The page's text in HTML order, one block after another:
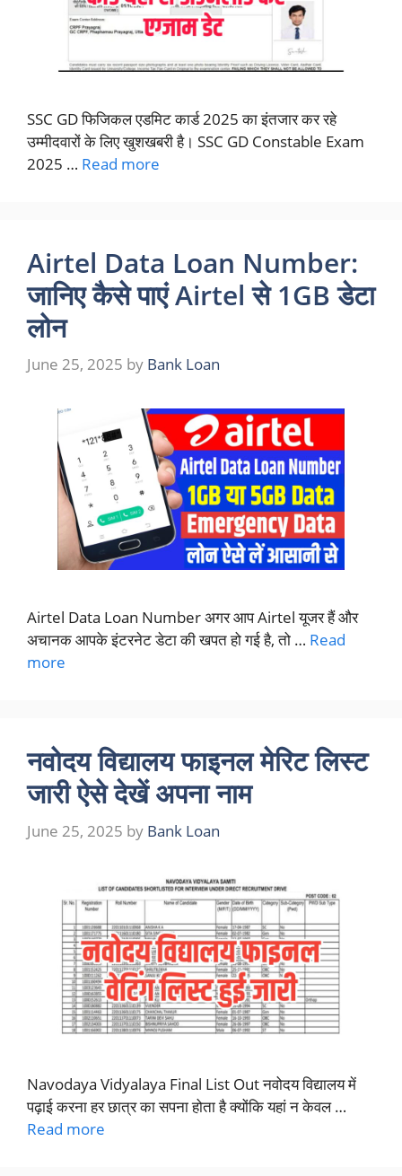
SSC GD फिजिकल एडमिट कार्ड 2025 का इंतजार कर रहे
उम्मीदवारों के लिए खुशखबरी है। SSC GD Constable Exam
2025 … Read more
Airtel Data Loan Number:
जानिए कैसे पाएं Airtel से 1GB डेटा
लोन
June 25, 2025 by Bank Loan
Airtel Data Loan Number अगर आप Airtel यूजर हैं और
अचानक आपके इंटरनेट डेटा की खपत हो गई है, तो … Read
more
नवोदय विद्यालय फाइनल मेरिट लिस्ट
जारी ऐसे देखें अपना नाम
June 25, 2025 by Bank Loan
Navodaya Vidyalaya Final List Out नवोदय विद्यालय में
पढ़ाई करना हर छात्र का सपना होता है क्योंकि यहां न केवल …
Read more